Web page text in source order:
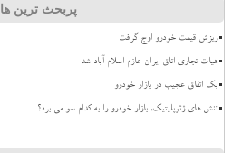
پربحث ترین ها
ریزش قیمت خودرو اوج گرفت
هیات تجاری اتاق ایران عازم اسلام آباد شد
بک اتفاق عجیب در بازار خودرو
تنش های ژئوپلیتیک، بازار خودرو را به کدام سو می برد؟